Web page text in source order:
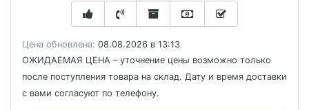
Цена обновлена: 08.08.2026 в 13:13
ОЖИДАЕМАЯ ЦЕНА – уточнение цены возможно только
после поступления товара на склад. Дату и время доставки
с вами согласуют по телефону.